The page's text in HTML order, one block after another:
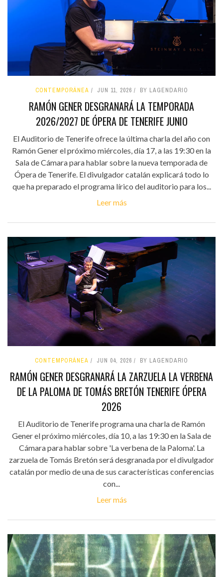
CONTEMPORÁNEA JUN 11, 2026 BY LAGENDARIO
RAMÓN GENER DESGRANARÁ LA TEMPORADA
2026/2027 DE ÓPERA DE TENERIFE JUNIO
El Auditorio de Tenerife ofrece la última charla del año con
Ramón Gener el próximo miércoles, día 17, a las 19:30 en la
Sala de Cámara para hablar sobre la nueva temporada de
Ópera de Tenerife. El divulgador catalán explicará todo lo
que ha preparado el programa lírico del auditorio para los...
Leer más
CONTEMPORÁNEA JUN 04, 2026 BY LAGENDARIO
RAMÓN GENER DESGRANARÁ LA ZARZUELA LA VERBENA
DE LA PALOMA DE TOMÁS BRETÓN TENERIFE ÓPERA
2026
El Auditorio de Tenerife programa una charla de Ramón
Gener el próximo miércoles, día 10, a las 19:30 en la Sala de
Cámara para hablar sobre 'La verbena de la Paloma'. La
zarzuela de Tomás Bretón será desgranada por el divulgador
catalán por medio de una de sus características conferencias
con...
Leer más